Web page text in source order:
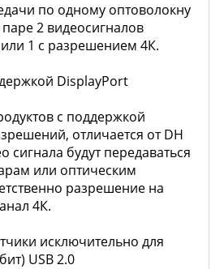
по одному оптоволокну
2 видеосигналов
1 с разрешением 4К.
DisplayPort
с поддержкой
отличается от DH
сигнала будут передаваться
или оптическим
разрешение на
4К.
исключительно для
USB 2.0